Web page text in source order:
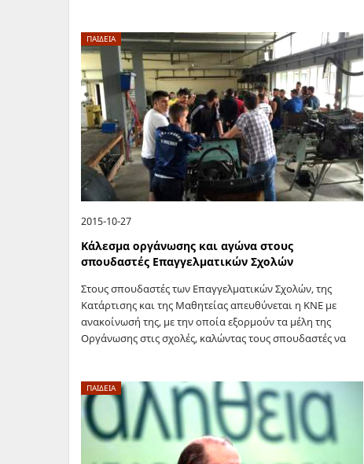
ΠΑΙΔΕΙΑ
2015-10-27
Κάλεσμα οργάνωσης και αγώνα στους
σπουδαστές Επαγγελματικών Σχολών
Στους σπουδαστές των Επαγγελματικών Σχολών, της
Κατάρτισης και της Μαθητείας απευθύνεται η ΚΝΕ με
ανακοίνωσή της, με την οποία εξορμούν τα μέλη της
Οργάνωσης στις σχολές, καλώντας τους σπουδαστές να
ΠΑΙΔΕΙΑ